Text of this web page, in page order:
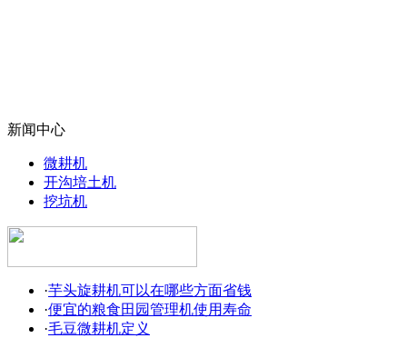
新闻中心
微耕机
开沟培土机
挖坑机
·芋头旋耕机可以在哪些方面省钱
·便宜的粮食田园管理机使用寿命
·毛豆微耕机定义